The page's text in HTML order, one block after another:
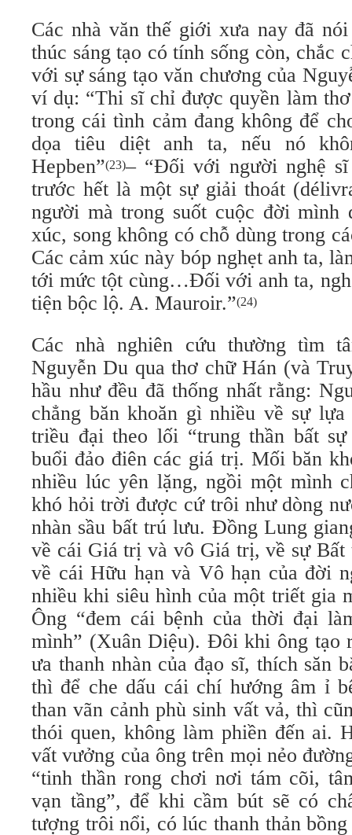
Các nhà văn thế giới xưa nay đã
thúc sáng tạo có tính sống còn, chắc
với sự sáng tạo văn chương của
ví dụ: “Thi sĩ chỉ được quyền làm
trong cái tình cảm đang không để
dọa tiêu diệt anh ta, nếu nó
Hepben”(23)– “Đối với người nghệ sĩ
trước hết là một sự giải thoát
người mà trong suốt cuộc đời mình
xúc, song không có chỗ dùng trong
Các cảm xúc này bóp nghẹt anh ta,
tới mức tột cùng…Đối với anh ta,
tiện bộc lộ. A. Mauroir.”(24)
Các nhà nghiên cứu thường tìm
Nguyễn Du qua thơ chữ Hán (và
hầu như đều đã thống nhất rằng:
chẳng băn khoăn gì nhiều về sự
triều đại theo lối “trung thần bất
buổi đảo điên các giá trị. Mối băn
nhiều lúc yên lặng, ngồi một mình
khó hỏi trời được cứ trôi như dòng
nhàn sầu bất trú lưu. Đồng Lung
về cái Giá trị và vô Giá trị, về sự Bất
về cái Hữu hạn và Vô hạn của đời
nhiều khi siêu hình của một triết gia
Ông “đem cái bệnh của thời đại
mình” (Xuân Diệu). Đôi khi ông tạo
ưa thanh nhàn của đạo sĩ, thích săn
thì để che dấu cái chí hướng âm ỉ
than vãn cảnh phù sinh vất vả, thì
thói quen, không làm phiền đến ai.
vất vưởng của ông trên mọi nẻo
“tinh thần rong chơi nơi tám cõi,
vạn tầng”, để khi cầm bút sẽ có
tượng trôi nổi, có lúc thanh thản